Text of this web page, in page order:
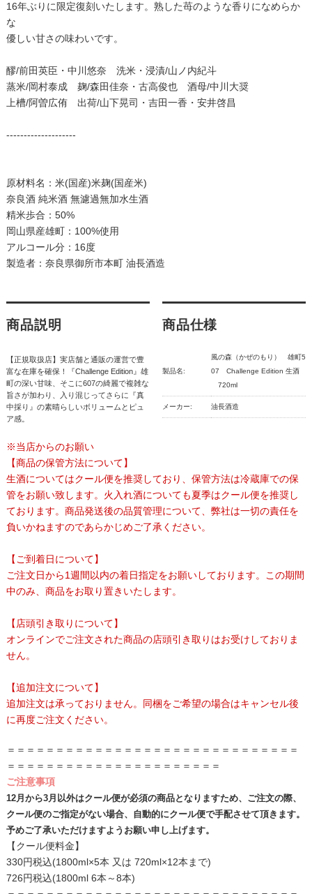
16年ぶりに限定復刻いたします。熟した苺のような香りになめらか
な
優しい甘さの味わいです。
醪/前田英臣・中川悠奈 洗米・浸漬/山ノ内紀斗
蒸米/岡村泰成 麹/森田佳奈・古高俊也 酒母/中川大奨
上槽/阿曽広侑 出荷/山下晃司・吉田一香・安井啓昌
--------------------
原材料名：米(国産)米麹(国産米)
奈良酒 純米酒 無濾過無加水生酒
精米歩合：50%
岡山県産雄町：100%使用
アルコール分：16度
製造者：奈良県御所市本町 油長酒造
商品説明
【正規取扱店】実店舗と通販の運営で豊
富な在庫を確保！『Challenge Edition』雄
町の深い甘味、そこに607の綺麗で複雑な
旨さが加わり、入り混じってさらに『真
中採り』の素晴らしいボリュームとピュ
ア感。
商品仕様
製品名:
風の森（かぜのもり） 雄町5
07 Challenge Edition 生酒
720ml
メーカー: 油長酒造
※当店からのお願い
【商品の保管方法について】
生酒についてはクール便を推奨しており、保管方法は冷蔵庫での保
管をお願い致します。火入れ酒についても夏季はクール便を推奨し
ております。商品発送後の品質管理について、弊社は一切の責任を
負いかねますのであらかじめご了承ください。
【ご到着日について】
ご注文日から1週間以内の着日指定をお願いしております。この期間
中のみ、商品をお取り置きいたします。
【店頭引き取りについて】
オンラインでご注文された商品の店頭引き取りはお受けしておりま
せん。
【追加注文について】
追加注文は承っておりません。同梱をご希望の場合はキャンセル後
に再度ご注文ください。
＝＝＝＝＝＝＝＝＝＝＝＝＝＝＝＝＝＝＝＝＝＝＝＝＝＝＝＝＝＝
＝＝＝＝＝＝＝＝＝＝＝＝＝＝＝＝＝＝＝＝＝＝
ご注意事項
12月から3月以外はクール便が必須の商品となりますため、ご注文の際、
クール便のご指定がない場合、自動的にクール便で手配させて頂きます。
予めご了承いただけますようお願い申し上げます。
【クール便料金】
330円税込(1800ml×5本 又は 720ml×12本まで)
726円税込(1800ml 6本～8本)